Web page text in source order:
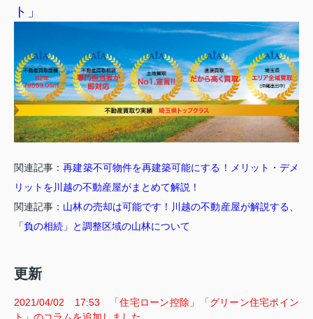
ト」
関連記事：再建築不可物件を再建築可能にする！メリット・デメ
リットを川越の不動産屋がまとめて解説！
関連記事： 山林の売却は可能です！川越の不動産屋が解説する、
「負の相続」と調整区域の山林について
更新
2021/04/02 17:53 「住宅ローン控除」「グリーン住宅ポイン